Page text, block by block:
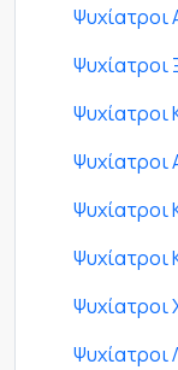
Ψυχίατροι
Ψυχίατροι
Ψυχίατροι
Ψυχίατροι
Ψυχίατροι
Ψυχίατροι
Ψυχίατροι
Ψυχίατροι